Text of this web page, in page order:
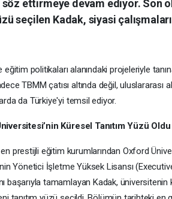
ettirmeye devam ediyor. Son
seçilen Kadak, siyasi
eğitim politikaları alanındaki projeleriyle
TBMM çatısı altında değil, uluslararası
da Türkiye'yi temsil ediyor.
Küresel Tanıtım Yüzü Oldu
en prestijli eğitim kurumlarından Oxford
Yönetici İşletme Yüksek Lisansı
başarıyla tamamlayan Kadak, üniversitenin